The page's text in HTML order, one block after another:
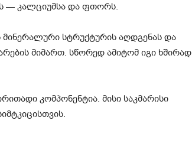
— კალციუმსა და ფთორს.
სტრუქტურის აღდგენას და
მიმართ. სწორედ ამიტომ იგი ხშირად
კომპონენტია. მისი საკმარისი